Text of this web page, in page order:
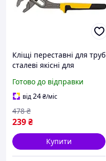
Кліщі переставні для труб
сталеві якісні для
для сталевих труб 200 мм
0-35 мм
Готово до відправки
від24₴/міс
239₴
478 ₴
Купити